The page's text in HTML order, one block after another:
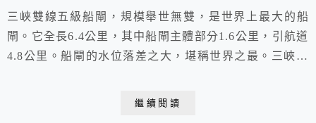
三峽雙線五級船閘，規模舉世無雙，是世界上最大的船
閘。它全長6.4公里，其中船閘主體部分1.6公里，引航道
4.8公里。船閘的水位落差之大，堪稱世界之最。三峽大
繼續閱讀